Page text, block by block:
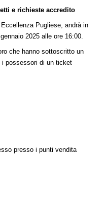
e richieste accredito
Pugliese, andrà in
2025 alle ore 16:00.
che hanno sottoscritto un
i possessori di un ticket
presso i punti vendita